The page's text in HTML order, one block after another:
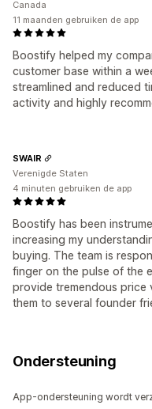
Boostify helped my
customer base within a
streamlined and reduced
activity and highly
Canada
11 maanden gebruiken de app
Boostify has been
increasing my
buying. The team is
finger on the pulse of the
provide tremendous price
them to several founder
SWAIR
Verenigde Staten
4 minuten gebruiken de app
Ondersteuning
App-ondersteuning wordt